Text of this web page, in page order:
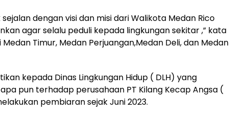
dengan visi dan misi dari Walikota Medan Rico
agar selalu peduli kepada lingkungan sekitar ,” kata
Timur, Medan Perjuangan,Medan Deli, dan Medan
kepada Dinas Lingkungan Hidup ( DLH) yang
pun terhadap perusahaan PT Kilang Kecap Angsa (
pembiaran sejak Juni 2023.